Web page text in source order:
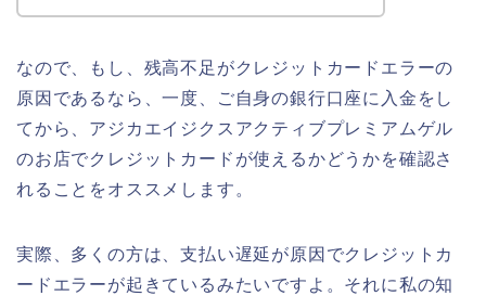
なので、もし、残高不足がクレジットカードエラーの
原因であるなら、一度、ご自身の銀行口座に入金をし
てから、アジカエイジクスアクティブプレミアムゲル
のお店でクレジットカードが使えるかどうかを確認さ
れることをオススメします。
実際、多くの方は、支払い遅延が原因でクレジットカ
ードエラーが起きているみたいですよ。それに私の知